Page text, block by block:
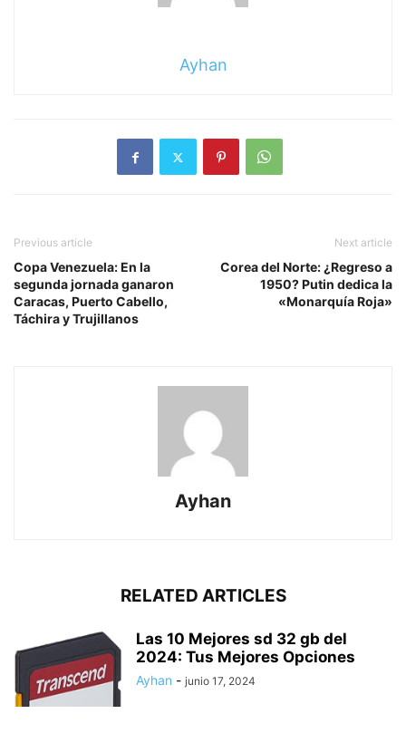
Ayhan
Previous article
Copa Venezuela: En la
segunda jornada ganaron
Caracas, Puerto Cabello,
Táchira y Trujillanos
Next article
Corea del Norte: ¿Regreso a
1950? Putin dedica la
«Monarquía Roja»
Ayhan
RELATED ARTICLES
Las 10 Mejores sd 32 gb del
2024: Tus Mejores Opciones
Ayhan - junio 17, 2024